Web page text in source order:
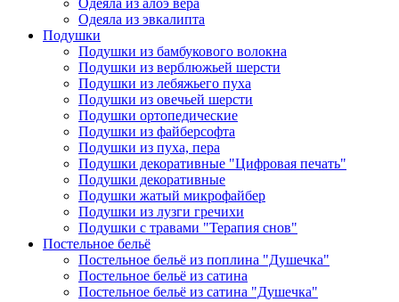
Одеяла из алоэ вера
Одеяла из эвкалипта
Подушки
Подушки из бамбукового волокна
Подушки из верблюжьей шерсти
Подушки из лебяжьего пуха
Подушки из овечьей шерсти
Подушки ортопедические
Подушки из файберсофта
Подушки из пуха, пера
Подушки декоративные "Цифровая печать"
Подушки декоративные
Подушки жатый микрофайбер
Подушки из лузги гречихи
Подушки с травами "Терапия снов"
Постельное бельё
Постельное бельё из поплина "Душечка"
Постельное бельё из сатина
Постельное бельё из сатина "Душечка"